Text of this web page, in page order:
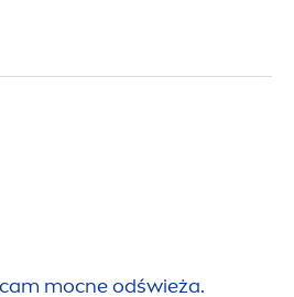
mocne odświeża.